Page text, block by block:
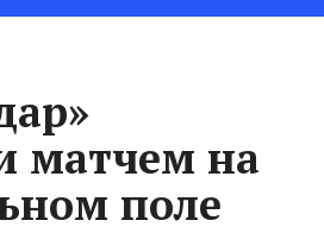
матчем на
поле